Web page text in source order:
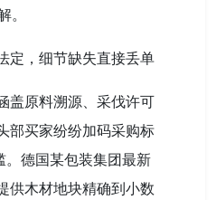
。
定，细节缺失直接丢单
盖原料溯源、采伐许可
部买家纷纷加码采购标
。德国某包装集团最新
供木材地块精确到小数